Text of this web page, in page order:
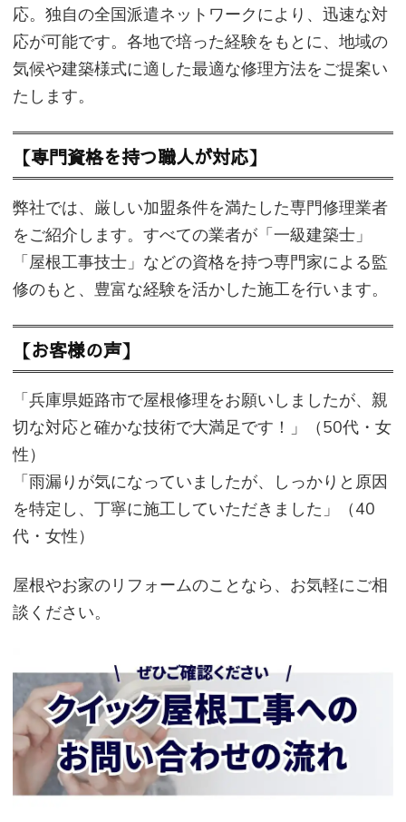
応。独自の全国派遣ネットワークにより、迅速な対
応が可能です。各地で培った経験をもとに、地域の
気候や建築様式に適した最適な修理方法をご提案い
たします。
【専門資格を持つ職人が対応】
弊社では、厳しい加盟条件を満たした専門修理業者
をご紹介します。すべての業者が「一級建築士」
「屋根工事技士」などの資格を持つ専門家による監
修のもと、豊富な経験を活かした施工を行います。
【お客様の声】
「兵庫県姫路市で屋根修理をお願いしましたが、親
切な対応と確かな技術で大満足です！」（50代・女
性）
「雨漏りが気になっていましたが、しっかりと原因
を特定し、丁寧に施工していただきました」（40
代・女性）
屋根やお家のリフォームのことなら、お気軽にご相
談ください。